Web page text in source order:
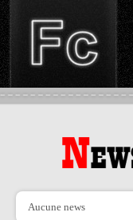
Aucune news